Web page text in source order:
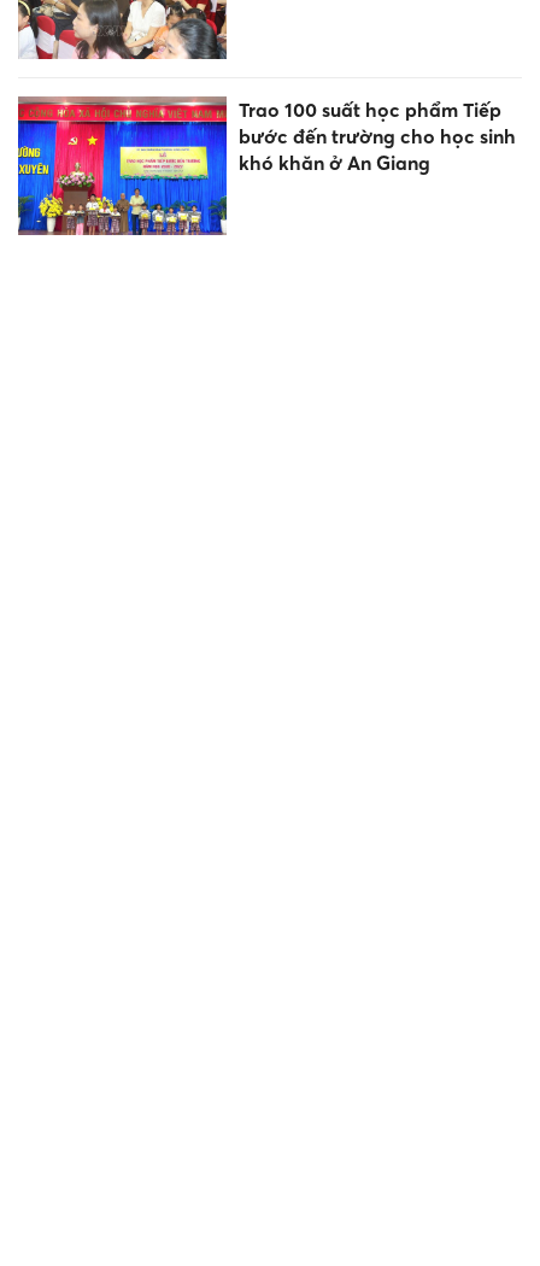
Trao 100 suất học phẩm Tiếp
bước đến trường cho học sinh
khó khăn ở An Giang